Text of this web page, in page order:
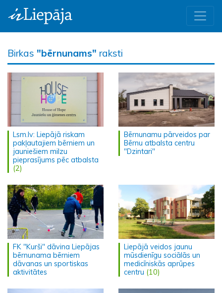
Birkas "bērnunams" raksti
Lsm.lv: Liepājā riskam
pakļautajiem bērniem un
jauniešiem milzu
pieprasījums pēc atbalsta
(2)
Bērnunamu pārveidos par
Bērnu atbalsta centru
"Dzintari"
FK "Kurši" dāvina Liepājas
bērnunama bērniem
dāvanas un sportiskas
aktivitātes
Liepājā veidos jaunu
mūsdienīgu sociālās un
medicīniskās aprūpes
centru (10)